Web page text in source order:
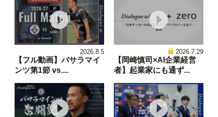
2026.8.5
【フル動画】バサラマイ
ンツ第1節 vs....
2026.7.29
【岡崎慎司×AI企業経営
者】起業家にも通ず...